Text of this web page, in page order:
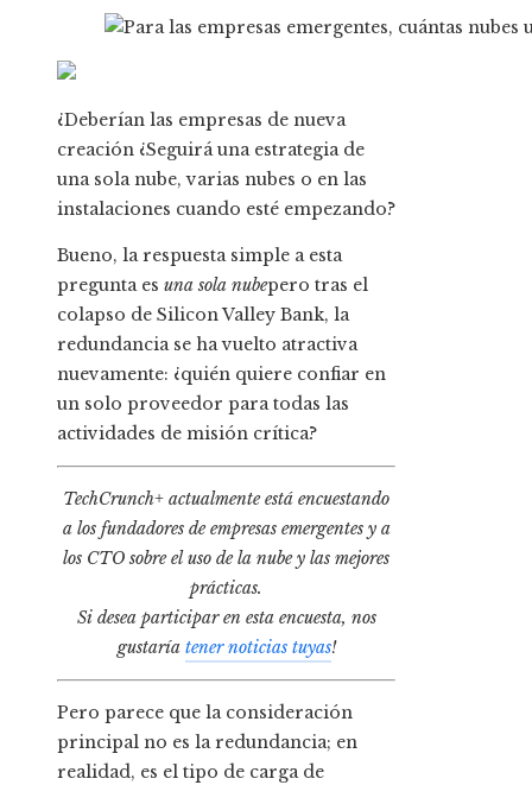
¿Deberían las empresas de nueva
creación ¿Seguirá una estrategia de
una sola nube, varias nubes o en las
instalaciones cuando esté empezando?
Bueno, la respuesta simple a esta
pregunta es una sola nubepero tras el
colapso de Silicon Valley Bank, la
redundancia se ha vuelto atractiva
nuevamente: ¿quién quiere confiar en
un solo proveedor para todas las
actividades de misión crítica?
TechCrunch+ actualmente está encuestando
a los fundadores de empresas emergentes y a
los CTO sobre el uso de la nube y las mejores
prácticas.
Si desea participar en esta encuesta, nos
gustaría tener noticias tuyas!
Pero parece que la consideración
principal no es la redundancia; en
realidad, es el tipo de carga de